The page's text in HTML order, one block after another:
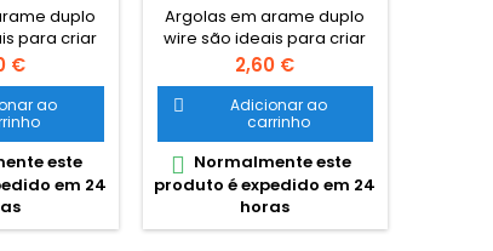
duplo
para criar
com um
e
grau de
€
ao
este
em 24
Argolas em arame duplo
wire são ideais para criar
documentos
encadernados com um
acabamento sofisticado e
durável. Encadernações
com considerável grau de
resistência.
Preço
2,60 €

Adicionar ao
carrinho
 Normalmente este
produto é expedido em 24
horas